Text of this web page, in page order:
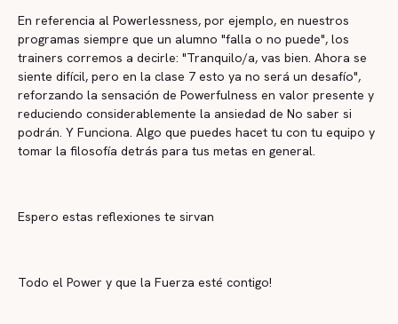
En referencia al Powerlessness, por ejemplo, en nuestros
programas siempre que un alumno "falla o no puede", los
trainers corremos a decirle: "Tranquilo/a, vas bien. Ahora se
siente difícil, pero en la clase 7 esto ya no será un desafío",
reforzando la sensación de Powerfulness en valor presente y
reduciendo considerablemente la ansiedad de No saber si
podrán. Y Funciona. Algo que puedes hacet tu con tu equipo y
tomar la filosofía detrás para tus metas en general.
Espero estas reflexiones te sirvan
Todo el Power y que la Fuerza esté contigo!